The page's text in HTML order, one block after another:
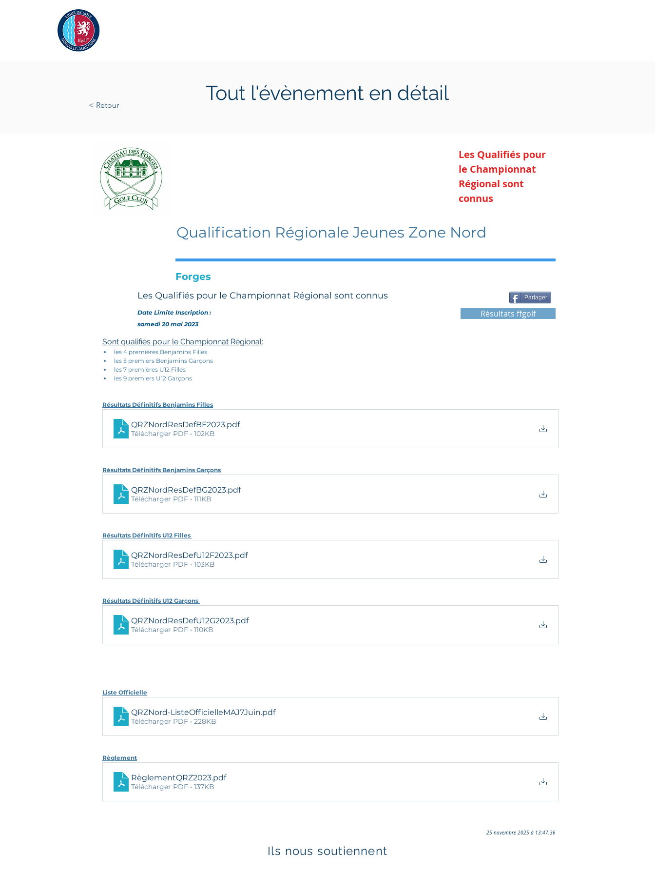
Tout l'évènement en détail
< Retour
Les Qualifiés pour
le Championnat
Régional sont
connus
Qualification Régionale Jeunes Zone Nord
Forges
Les Qualifiés pour le Championnat Régional sont connus
Date Limite Inscription :
samedi 20 mai 2023
Partager
Résultats ffgolf
Sont qualifiés pour le Championnat Régional:
les 4 premières Benjamins Filles
les 5 premiers Benjamins Garçons
les 7 premières U12 Filles
les 9 premiers U12 Garçons
Résultats Définitifs Benjamins Filles
QRZNordResDefBF2023.pdf
Télécharger PDF • 102KB
Résultats Définitifs Benjamins Garçons
QRZNordResDefBG2023.pdf
Télécharger PDF • 111KB
Résultats Définitifs U12 Filles
QRZNordResDefU12F2023.pdf
Télécharger PDF • 103KB
Résultats Définitifs U12 Garçons
QRZNordResDefU12G2023.pdf
Télécharger PDF • 110KB
Liste Officielle
QRZNord-ListeOfficielleMAJ7Juin.pdf
Télécharger PDF • 228KB
Règlement
RèglementQRZ2023.pdf
Télécharger PDF • 137KB
25 novembre 2025 à 13:47:36
Ils nous soutiennent